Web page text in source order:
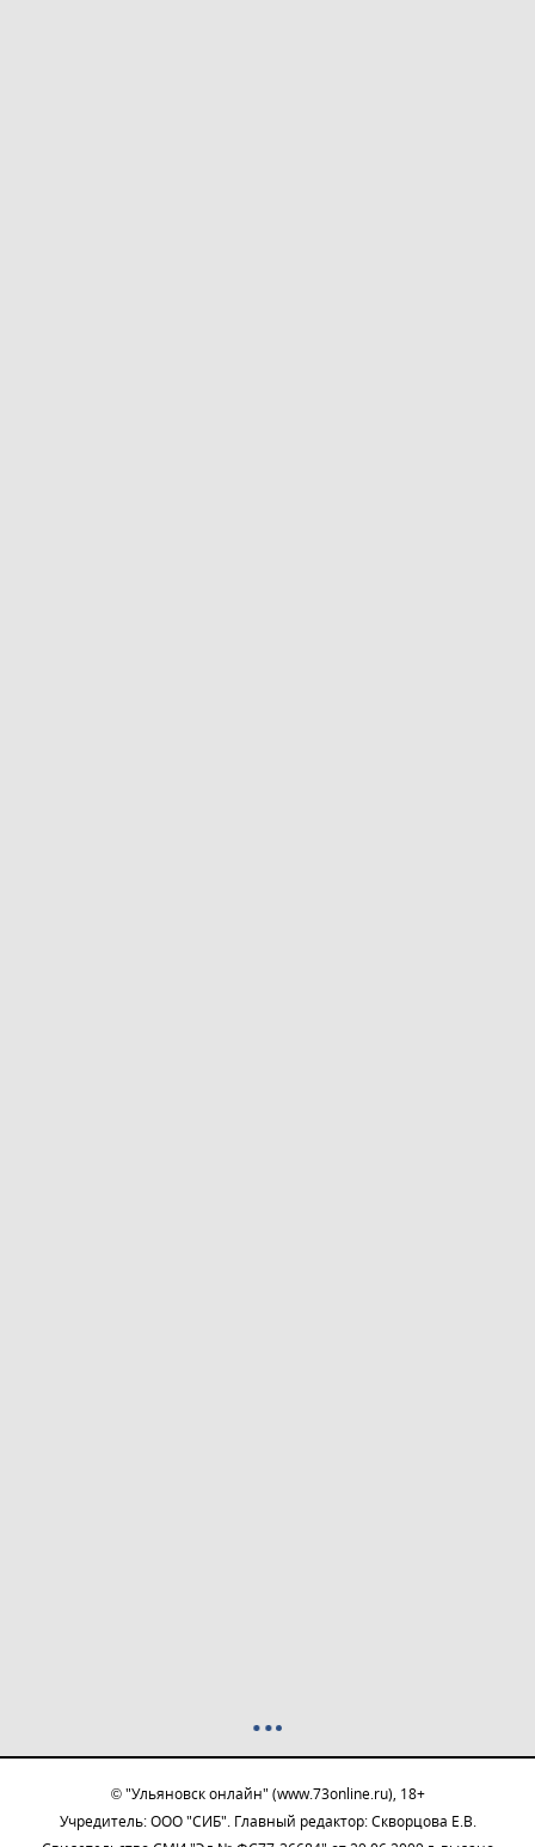
© "Ульяновск онлайн" (www.73online.ru), 18+
Учредитель: ООО "СИБ". Главный редактор: Скворцова Е.В.